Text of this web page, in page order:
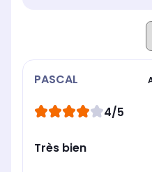
PASCAL
4/5
Très bien